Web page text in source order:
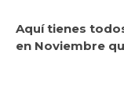
Aquí tienes
en Noviembre